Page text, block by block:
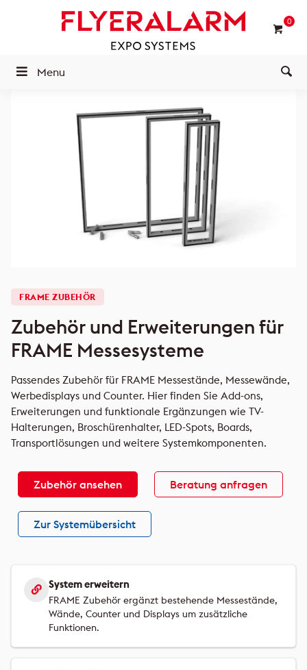
0
Menu
FRAME ZUBEHÖR
Zubehör und Erweiterungen für
FRAME Messesysteme
Passendes Zubehör für FRAME Messestände, Messewände,
Werbedisplays und Counter. Hier finden Sie Add-ons,
Erweiterungen und funktionale Ergänzungen wie TV-
Halterungen, Broschürenhalter, LED-Spots, Boards,
Transportlösungen und weitere Systemkomponenten.
Zubehör ansehen Beratung anfragen
Zur Systemübersicht
System erweitern
FRAME Zubehör ergänzt bestehende Messestände,
Wände, Counter und Displays um zusätzliche
Funktionen.